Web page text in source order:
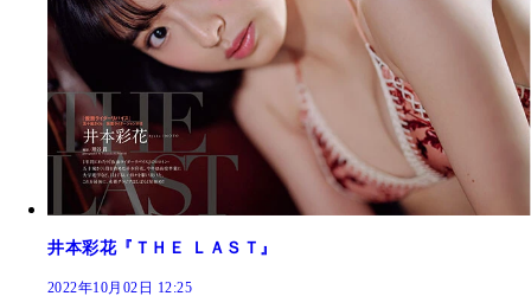
井本彩花『ＴＨＥ ＬＡＳＴ』
2022年10月02日 12:25